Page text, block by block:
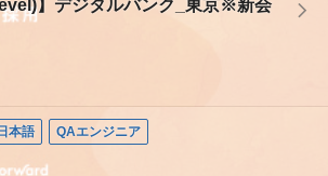
】デジタルバンク_東京※新会
日本語 QAエンジニア